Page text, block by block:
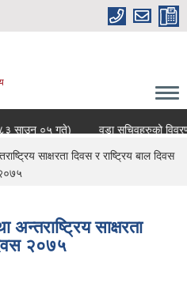
साउन ०५ गते)
वडा सचिवहरुको विवरण
साक्षरता दिवस र राष्ट्रिय बाल दिवस
अन्तराष्ट्रिय साक्षरता
२०७५